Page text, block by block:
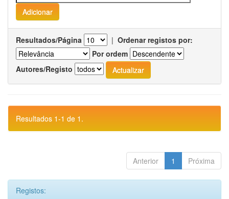
Resultados/Página | Ordenar registos por:
Por ordem
Autores/Registo
Resultados 1-1 de 1.
Anterior 1 Próxima
Registos: